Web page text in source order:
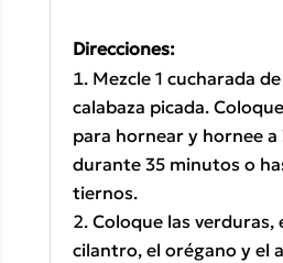
Direcciones:
Mezcle 1 cucharada
calabaza picada.
para hornear y hornee a
durante 35 minutos o
tiernos.
Coloque las verduras,
cilantro, el orégano y el